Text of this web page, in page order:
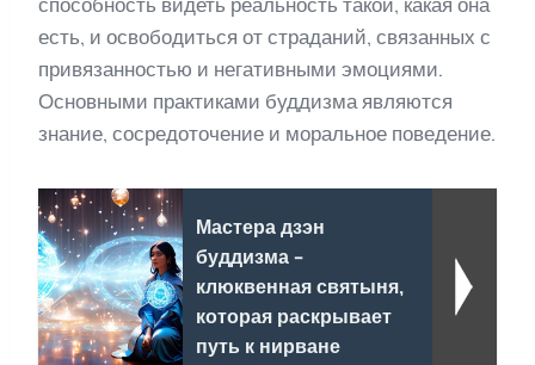
есть, и освободиться от страданий, связанных с
привязанностью и негативными эмоциями.
Основными практиками буддизма являются
знание, сосредоточение и моральное поведение.
Мастера дзэн
буддизма -
клюквенная святыня,
которая раскрывает
путь к нирване